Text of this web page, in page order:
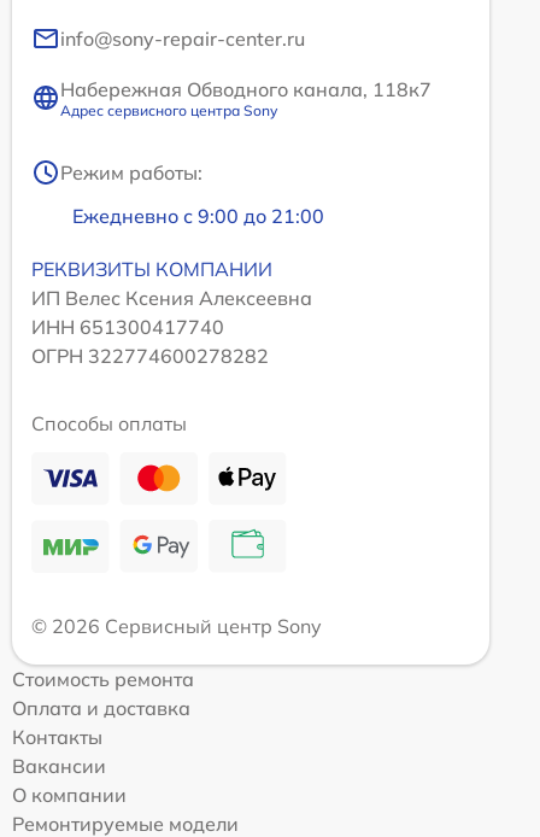
info@sony-repair-center.ru
Набережная Обводного канала, 118к7
Адрес сервисного центра Sony
Режим работы:
Ежедневно с 9:00 до 21:00
РЕКВИЗИТЫ КОМПАНИИ
ИП Велес Ксения Алексеевна
ИНН 651300417740
ОГРН 322774600278282
Способы оплаты
© 2026 Сервисный центр Sony
Стоимость ремонта
Оплата и доставка
Контакты
Вакансии
О компании
Ремонтируемые модели